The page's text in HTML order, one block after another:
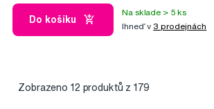
Do košíku
Na sklade > 5 ks
Ihneď v 3 prodejnách
Zobrazeno 12 produktů z 179